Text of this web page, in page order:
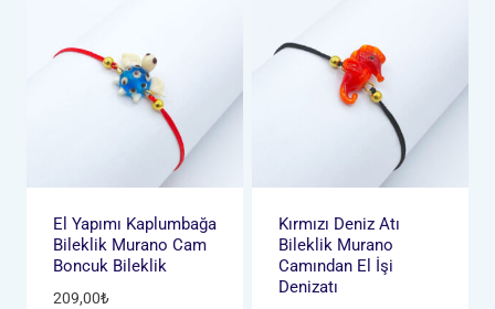
El Yapımı Kaplumbağa
Bileklik Murano Cam
Boncuk Bileklik
209,00₺
Kırmızı Deniz Atı
Bileklik Murano
Camından El İşi
Denizatı